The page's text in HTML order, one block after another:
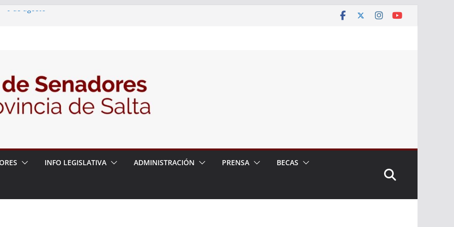
6 de agosto
– 06/08/26 – Créase el Ente Salteño
Vegetal
INFO LEGISLATIVA ADMINISTRACIÓN PRENSA BECAS